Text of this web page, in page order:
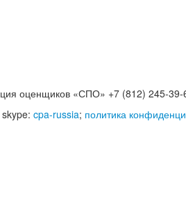
оценщиков «СПО» +7 (812) 245-39-
skype: cpa-russia; политика